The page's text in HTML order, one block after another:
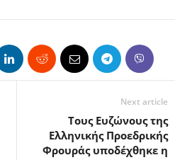
Next article
Τους Ευζώνους της
Ελληνικής Προεδρικής
Φρουράς υποδέχθηκε η